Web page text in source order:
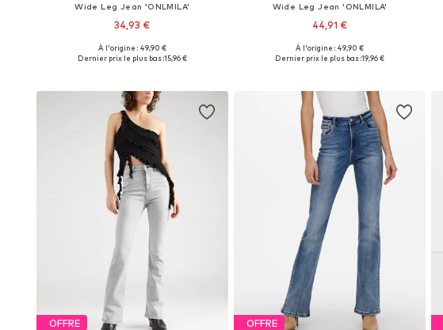
Wide Leg Jean 'ONLMILA'
34,93 €
Disponible en plusieurs tailles
À l'origine : 49,90 €
Dernier prix le plus bas :15,96 €
Wide Leg Jean 'ONLMILA'
44,91 €
Disponible en plusieurs tailles
À l'origine : 49,90 €
Dernier prix le plus bas :19,96 €
OFFRE OFFRE